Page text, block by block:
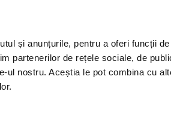
și anunțurile, pentru a oferi funcții
partenerilor de rețele sociale, de
ul nostru. Aceștia le pot combina cu